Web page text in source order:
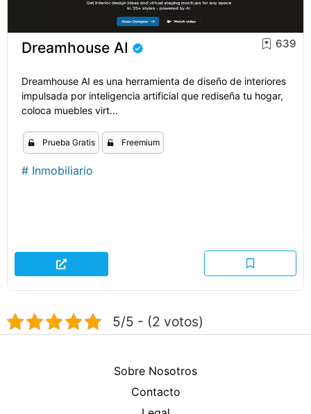
Dreamhouse AI 639
Dreamhouse AI es una herramienta de diseño de interiores
impulsada por inteligencia artificial que rediseña tu hogar,
coloca muebles virt...
Prueba Gratis Freemium
# Inmobiliario
5/5 - (2 votos)
Sobre Nosotros
Contacto